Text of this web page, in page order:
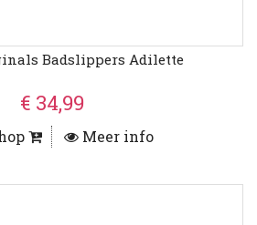
Badslippers Adilette
€ 34,99
Meer info